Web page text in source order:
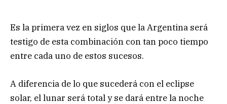
Es la primera vez en siglos que la Argentina será
testigo de esta combinación con tan poco tiempo
entre cada uno de estos sucesos.
A diferencia de lo que sucederá con el eclipse
solar, el lunar será total y se dará entre la noche